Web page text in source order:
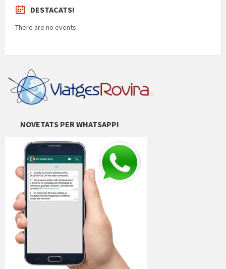
DESTACATS!
There are no events
NOVETATS PER WHATSAPP!